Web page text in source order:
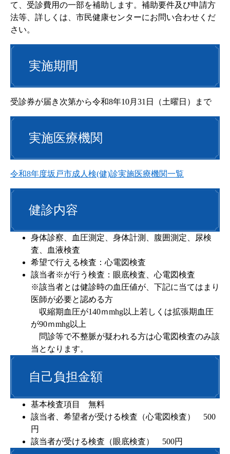
て、受診費用の一部を補助します。補助要件及び申請方
法等、詳しくは、市民健康センターにお問い合わせくだ
さい。
実施期間
受診券が届き次第から令和8年10月31日（土曜日）まで
実施医療機関
令和8年度坂戸市成人検(健)診実施医療機関一覧
健診内容
身体診察、血圧測定、身体計測、腹囲測定、尿検
査、血液検査
希望で行える検査：心電図検査
該当者※が行う検査：眼底検査、心電図検査
※該当者とは健診時の血圧値が、下記に当てはまり
医師が必要と認める方
収縮期血圧が140ｍmhg以上若しくは拡張期血圧
が90ｍmhg以上
問診等で不整脈が疑われる方は心電図検査のみ該
当となります。
自己負担金額
基本検査項目 無料
該当者、希望者が受ける検査（心電図検査） 500
円
該当者が受ける検査（眼底検査） 500円